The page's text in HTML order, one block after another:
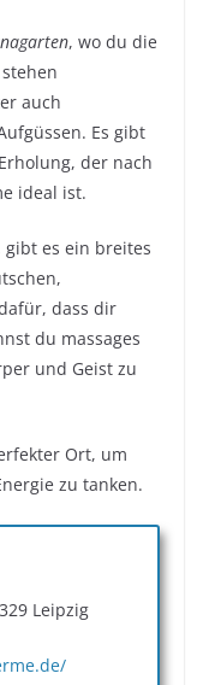
, wo du die
auch
Es gibt
der nach
ideal ist.
gibt es ein breites
dass dir
du massages
und Geist zu
Ort, um
zu tanken.
Leipzig